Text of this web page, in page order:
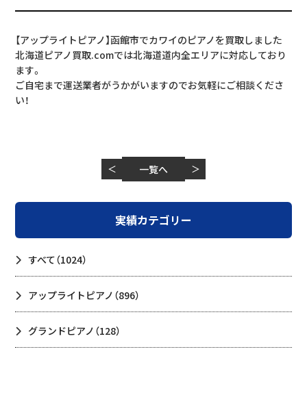
【アップライトピアノ】函館市でカワイのピアノを買取しました
北海道ピアノ買取.comでは北海道道内全エリアに対応しており
ます。
ご自宅まで運送業者がうかがいますのでお気軽にご相談くださ
い！
＜ 一覧へ ＞
実績カテゴリー
すべて（1024）
アップライトピアノ （896）
グランドピアノ （128）